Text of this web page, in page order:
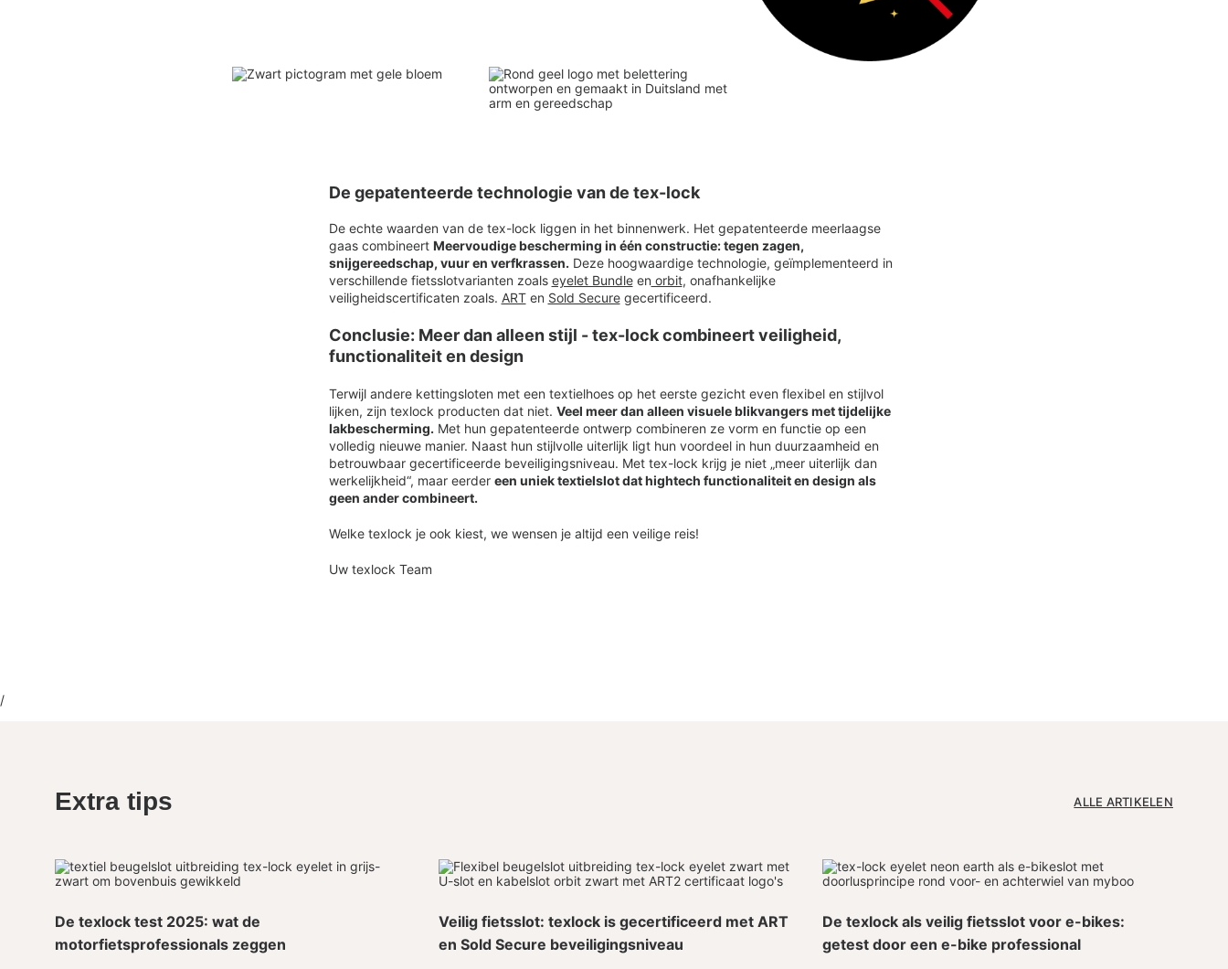
De gepatenteerde technologie van de tex-lock
De echte waarden van de tex-lock liggen in het binnenwerk. Het gepatenteerde meerlaagse
gaas combineert Meervoudige bescherming in één constructie: tegen zagen,
snijgereedschap, vuur en verfkrassen. Deze hoogwaardige technologie, geïmplementeerd in
verschillende fietsslotvarianten zoals eyelet Bundleen orbit, onafhankelijke
veiligheidscertificaten zoals. ARTen Sold Securegecertificeerd.
Conclusie: Meer dan alleen stijl - tex-lock combineert veiligheid,
functionaliteit en design
Terwijl andere kettingsloten met een textielhoes op het eerste gezicht even flexibel en stijlvol
lijken, zijn texlock producten dat niet. Veel meer dan alleen visuele blikvangers met tijdelijke
lakbescherming. Met hun gepatenteerde ontwerp combineren ze vorm en functie op een
volledig nieuwe manier. Naast hun stijlvolle uiterlijk ligt hun voordeel in hun duurzaamheid en
betrouwbaar gecertificeerde beveiligingsniveau. Met tex-lock krijg je niet „meer uiterlijk dan
werkelijkheid“, maar eerder een uniek textielslot dat hightech functionaliteit en design als
geen ander combineert.
Welke texlock je ook kiest, we wensen je altijd een veilige reis!
Uw texlock Team
/
Extra tips ALLE ARTIKELEN
De texlock test 2025: wat de
motorfietsprofessionals zeggen
Veilig fietsslot: texlock is gecertificeerd met ART
en Sold Secure beveiligingsniveau
De texlock als veilig fietsslot voor e-bikes:
getest door een e-bike professional